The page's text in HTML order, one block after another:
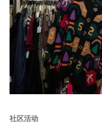
社区活动